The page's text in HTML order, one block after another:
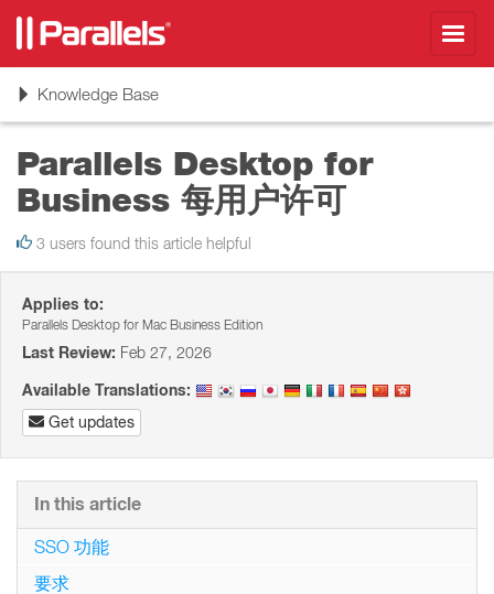
ToggleKnowledge Base
Parallels Desktop for
Business 每用户许可
3 users found this article helpful
Applies to:
Parallels Desktop for Mac Business Edition
Last Review: Feb 27, 2026
Available Translations:
Get updates
In this article
SSO 功能
要求